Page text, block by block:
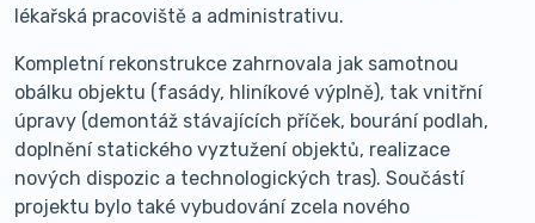
lékařská pracoviště a administrativu.
Kompletní rekonstrukce zahrnovala jak samotnou
obálku objektu (fasády, hliníkové výplně), tak vnitřní
úpravy (demontáž stávajících příček, bourání podlah,
doplnění statického vyztužení objektů, realizace
nových dispozic a technologických tras). Součástí
projektu bylo také vybudování zcela nového